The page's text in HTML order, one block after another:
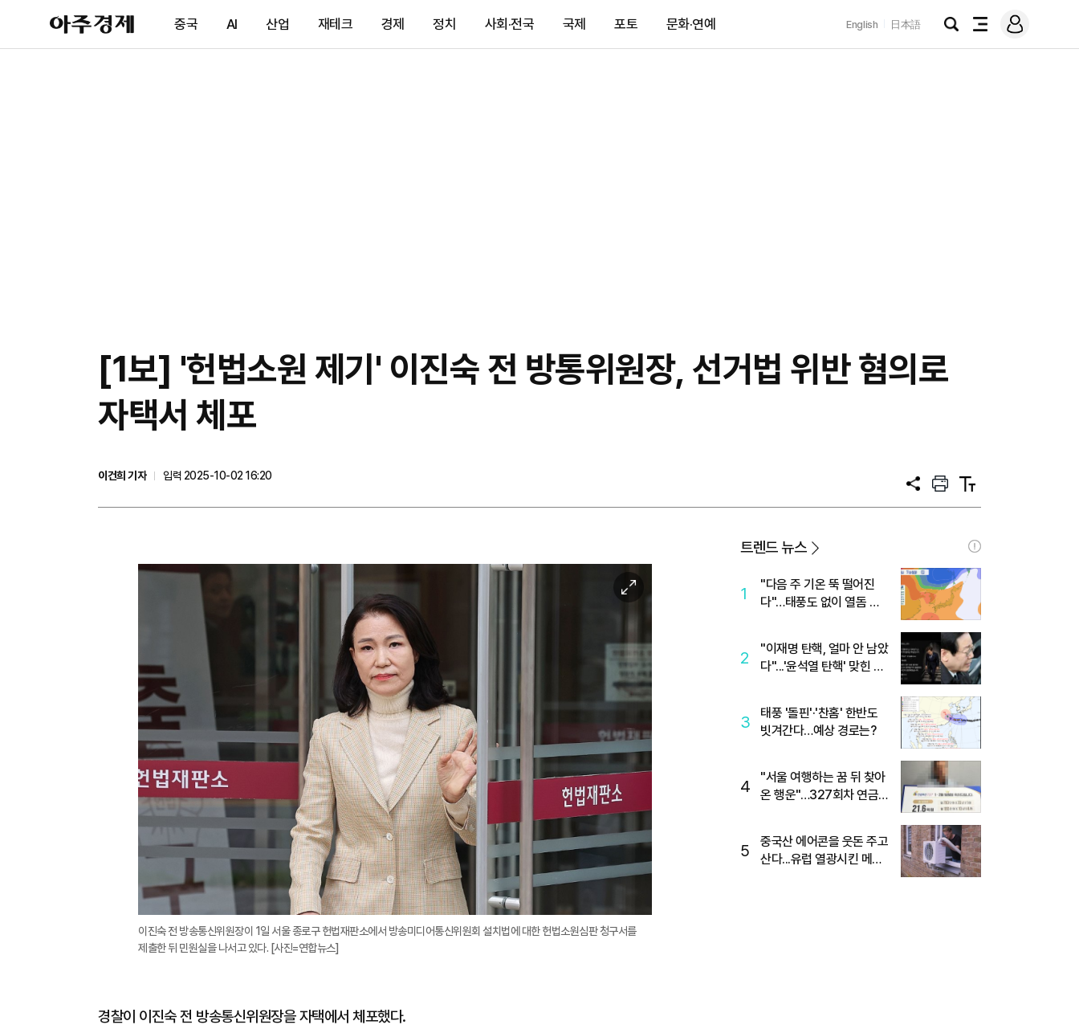
아
주
제
중국 AI 산업 재테크 경제 정치 사회·전국 국제 포토 문화·연예 English 日本語
검
전
메
그
[1보] '헌법소원 제기' 이진숙 전 방통위원장, 선거법 위반 혐의로
자택서 체포
이건희 기자
입력 2025-10-02 16:20
공
프
트
텍
트
확
대
이진숙 전 방송통신위원장이 1일 서울 종로구 헌법재판소에서 방송미디어통신위원회 설치법에 대한 헌법소원심판 청구서를
제출한 뒤 민원실을 나서고 있다. [사진=연합뉴스]
경찰이 이진숙 전 방송통신위원장을 자택에서 체포했다.
트렌드 뉴스
1
"다음 주 기온 뚝 떨어진
다"…태풍도 없이 열돔 박
2
"이재명 탄핵, 얼마 안 남았
다"...'윤석열 탄핵' 맞힌 무
3
태풍 '돌핀'·'찬홈' 한반도
빗겨간다…예상 경로는?
4
"서울 여행하는 꿈 뒤 찾아
온 행운"…327회차 연금
5
중국산 에어콘을 웃돈 주고
산다...유럽 열광시킨 메이